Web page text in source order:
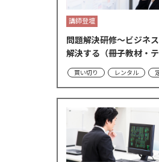
講師登壇
問題解決研修～ビジネ
解決する（冊子教材・テ
買い切り レンタル